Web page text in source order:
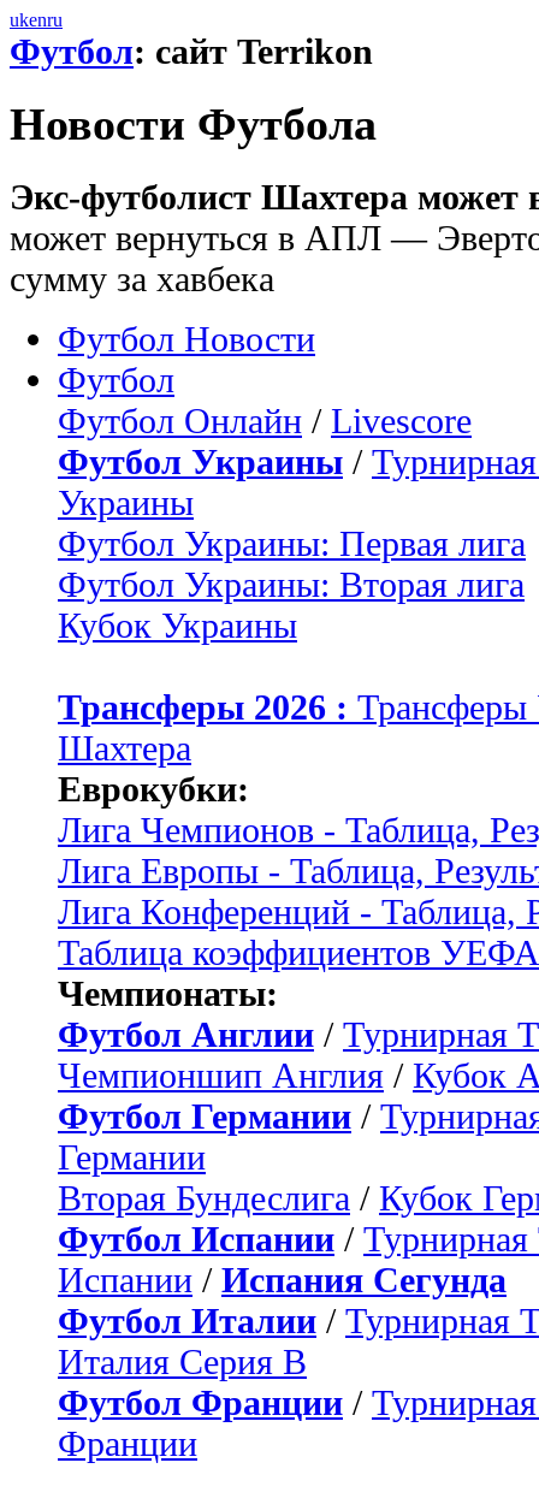
ukenru
Футбол: сайт Terrikon
Новости Футбола
Экс-футболист Шахтера может
может вернуться в АПЛ —
сумму за хавбека
Футбол Новости
Футбол
Футбол Онлайн / Livescore
Футбол Украины /
Украины
Футбол Украины: Первая лига
Футбол Украины: Вторая лига
Кубок Украины
Трансферы 2026 :
Шахтера
Еврокубки:
Лига Чемпионов - Таблица,
Лига Европы - Таблица,
Лига Конференций - Таблица,
Таблица коэффициентов УЕФА
Чемпионаты:
Футбол Англии / Турнирная
Чемпионшип Англия / Кубок
Футбол Германии /
Германии
Вторая Бундеслига / Кубок
Футбол Испании / Турнирная
Испании / Испания Сегунда
Футбол Италии / Турнирная
Италия Серия B
Футбол Франции /
Франции